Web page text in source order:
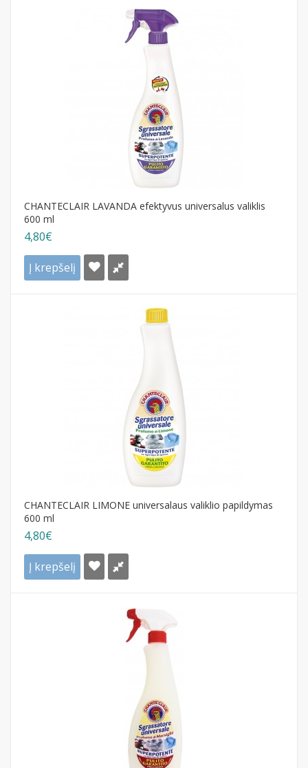
CHANTECLAIR LAVANDA efektyvus universalus valiklis
600 ml
4,80€
Į krepšelį
CHANTECLAIR LIMONE universalaus valiklio papildymas
600 ml
4,80€
Į krepšelį